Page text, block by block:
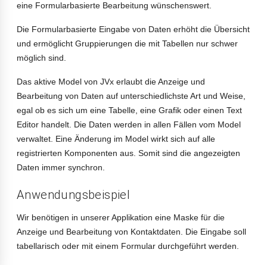
eine Formularbasierte Bearbeitung wünschenswert.
Die Formularbasierte Eingabe von Daten erhöht die Übersicht
und ermöglicht Gruppierungen die mit Tabellen nur schwer
möglich sind.
Das aktive Model von JVx erlaubt die Anzeige und
Bearbeitung von Daten auf unterschiedlichste Art und Weise,
egal ob es sich um eine Tabelle, eine Grafik oder einen Text
Editor handelt. Die Daten werden in allen Fällen vom Model
verwaltet. Eine Änderung im Model wirkt sich auf alle
registrierten Komponenten aus. Somit sind die angezeigten
Daten immer synchron.
Anwendungsbeispiel
Wir benötigen in unserer Applikation eine Maske für die
Anzeige und Bearbeitung von Kontaktdaten. Die Eingabe soll
tabellarisch oder mit einem Formular durchgeführt werden.